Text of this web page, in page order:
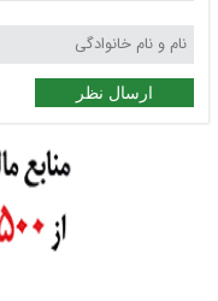
ارسال نظر